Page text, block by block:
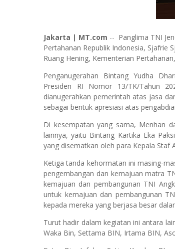
Jakarta | MT.com -- Panglima TNI
Pertahanan Republik Indonesia, Sjafrie
Ruang Hening, Kementerian
Penganugerahan Bintang Yudha
Presiden RI Nomor 13/TK/Tahun
dianugerahkan pemerintah atas jasa
sebagai bentuk apresiasi atas
Di kesempatan yang sama, Menhan
lainnya, yaitu Bintang Kartika Eka
yang disematkan oleh para Kepala Staf
Ketiga tanda kehormatan ini masing-
pengembangan dan kemajuan matra
kemajuan dan pembangunan TNI
untuk kemajuan dan pembangunan
kepada mereka yang berjasa besar
Turut hadir dalam kegiatan ini antara
Waka Bin, Settama BIN, Irtama BIN,